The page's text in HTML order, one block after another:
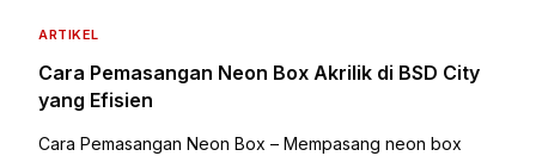
ARTIKEL
Cara Pemasangan Neon Box Akrilik di BSD City
yang Efisien
Cara Pemasangan Neon Box – Mempasang neon box